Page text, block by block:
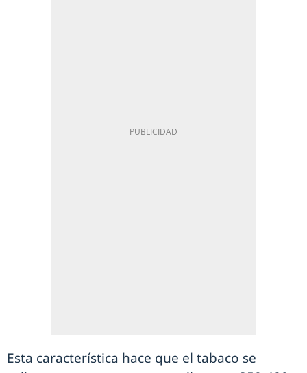
Esta característica hace que el tabaco se